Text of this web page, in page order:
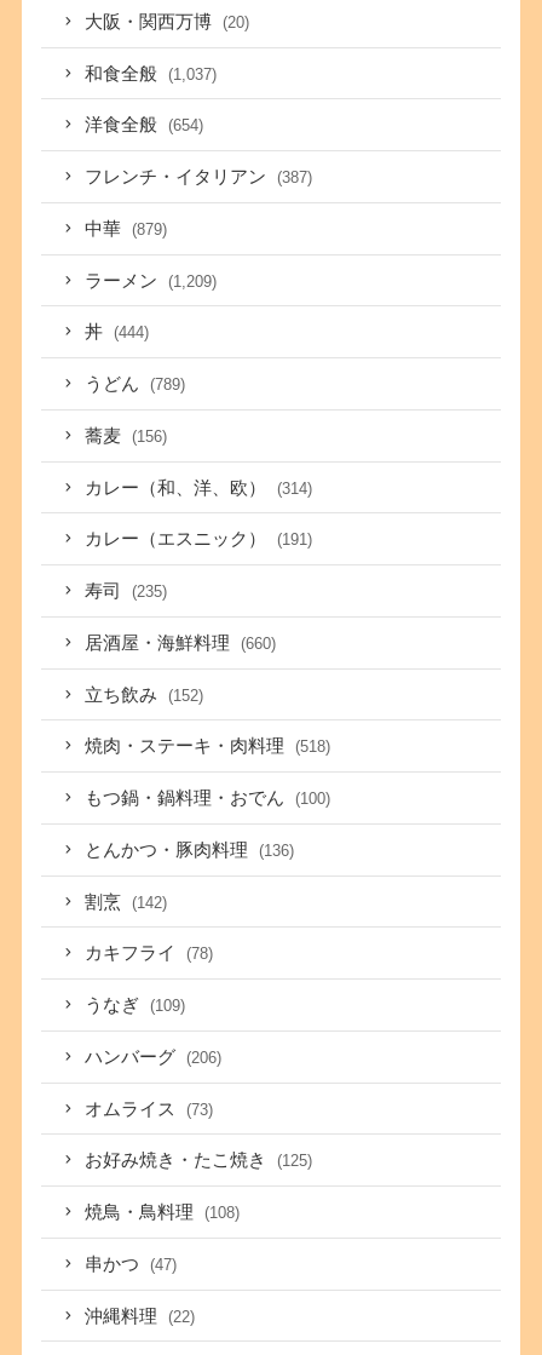
大阪・関西万博 (20)
和食全般 (1,037)
洋食全般 (654)
フレンチ・イタリアン (387)
中華 (879)
ラーメン (1,209)
丼 (444)
うどん (789)
蕎麦 (156)
カレー（和、洋、欧） (314)
カレー（エスニック） (191)
寿司 (235)
居酒屋・海鮮料理 (660)
立ち飲み (152)
焼肉・ステーキ・肉料理 (518)
もつ鍋・鍋料理・おでん (100)
とんかつ・豚肉料理 (136)
割烹 (142)
カキフライ (78)
うなぎ (109)
ハンバーグ (206)
オムライス (73)
お好み焼き・たこ焼き (125)
焼鳥・鳥料理 (108)
串かつ (47)
沖縄料理 (22)